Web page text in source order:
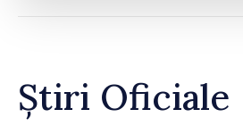
Știri Oficiale